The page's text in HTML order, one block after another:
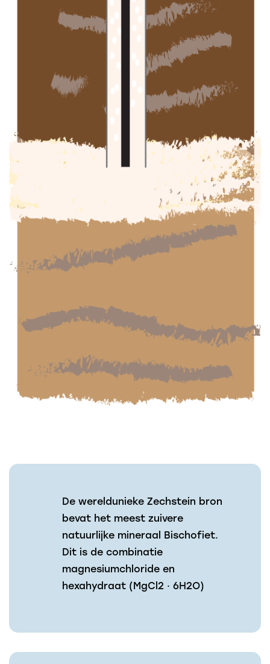
De wereldunieke Zechstein bron
bevat het meest zuivere
natuurlijke mineraal Bischofiet.
Dit is de combinatie
magnesiumchloride en
hexahydraat (MgCl2 · 6H2O)